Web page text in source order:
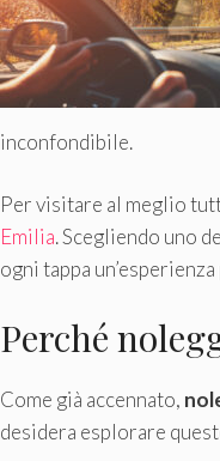
inconfondibile.
Per visitare al meglio
Emilia. Scegliendo uno
ogni tappa
Perché
Come già accennato,
desidera esplorare